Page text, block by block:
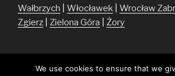
Wałbrzych
Włocławek Wrocław
Zgierz
Zielona Góra Żory
We use cookies to ensure that we